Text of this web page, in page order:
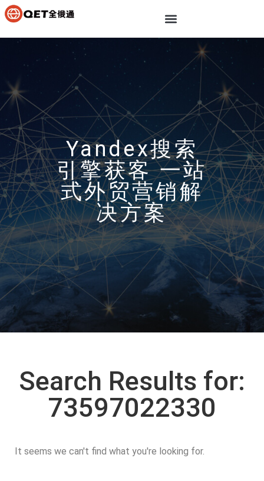
Yandex搜索
引擎获客 一站
式外贸营销解
决方案
Search Results for:
73597022330
It seems we can't find what you're looking for.